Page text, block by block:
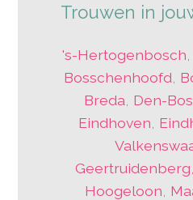
Trouwen in
's-Hertogenbosch
Bosschenhoofd
Breda Den-
Eindhoven
Geertruidenberg
Hoogeloon